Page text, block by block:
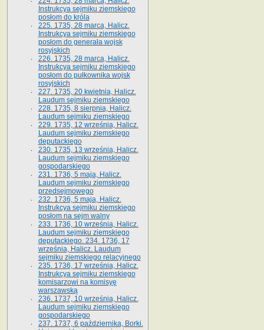
Instrukcya sejmiku ziemskiego
posłom do króla
225. 1735, 28 marca, Halicz.
Instrukcya sejmiku ziemskiego
posłom do generała wojsk
rosyjskich
226. 1735, 28 marca, Halicz.
Instrukcya sejmiku ziemskiego
posłom do pułkownika wojsk
rosyjskich
227. 1735, 20 kwietnia, Halicz.
Laudum sejmiku ziemskiego
228. 1735, 8 sierpnia, Halicz.
Laudum sejmiku ziemskiego
229. 1735, 12 września, Halicz.
Laudum sejmiku ziemskiego
deputackiego
230. 1735, 13 września, Halicz.
Laudum sejmiku ziemskiego
gospodarskiego
231. 1736, 5 maja, Halicz.
Laudum sejmiku ziemskiego
przedsejmowego
232. 1736, 5 maja, Halicz.
Instrukcya sejmiku ziemskiego
posłom na sejm walny
233. 1736, 10 września, Halicz.
Laudum sejmiku ziemskiego
deputackiego. 234. 1736, 17
września, Halicz. Laudum
sejmiku ziemskiego relacyjnego
235. 1736, 17 września, Halicz.
Instrukcya sejmiku ziemskiego
komisarzowi na komisyę
warszawską
236. 1737, 10 września, Halicz.
Laudum sejmiku ziemskiego
gospodarskiego
237. 1737, 6 października, Borki.